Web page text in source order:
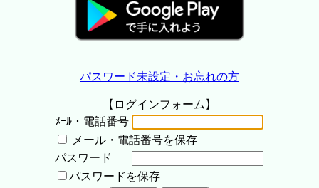
パスワード未設定・お忘れの方
【ログインフォーム】
ﾒｰﾙ・電話番号
メール・電話番号を保存
パスワード
パスワードを保存